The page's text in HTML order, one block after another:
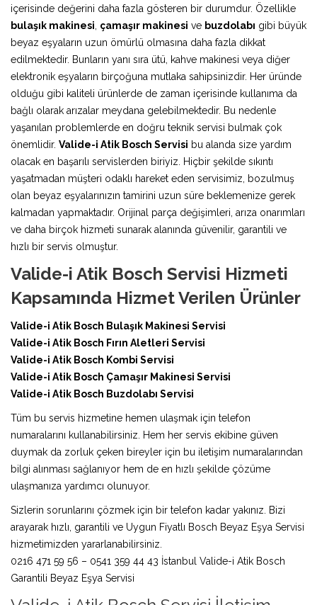
içerisinde değerini daha fazla gösteren bir durumdur. Özellikle
bulaşık makinesi çamaşır makinesi ve buzdolabı gibi büyük
beyaz eşyaların uzun ömürlü olmasına daha fazla dikkat
edilmektedir. Bunların yanı sıra ütü, kahve makinesi veya diğer
elektronik eşyaların birçoğuna mutlaka sahipsinizdir. Her üründe
olduğu gibi kaliteli ürünlerde de zaman içerisinde kullanıma da
bağlı olarak arızalar meydana gelebilmektedir. Bu nedenle
yaşanılan problemlerde en doğru teknik servisi bulmak çok
önemlidir. Valide-i Atik Bosch Servisi bu alanda size yardım
olacak en başarılı servislerden biriyiz. Hiçbir şekilde sıkıntı
yaşatmadan müşteri odaklı hareket eden servisimiz, bozulmuş
olan beyaz eşyalarınızın tamirini uzun süre beklemenize gerek
kalmadan yapmaktadır. Orijinal parça değişimleri, arıza onarımları
ve daha birçok hizmeti sunarak alanında güvenilir, garantili ve
hızlı bir servis olmuştur.
Valide-i Atik Bosch Servisi Hizmeti
Kapsamında Hizmet Verilen Ürünler
Valide-i Atik Bosch Bulaşık Makinesi Servisi
Valide-i Atik Bosch Fırın Aletleri Servisi
Valide-i Atik Bosch Kombi Servisi
Valide-i Atik Bosch Çamaşır Makinesi Servisi
Valide-i Atik Bosch Buzdolabı Servisi
Tüm bu servis hizmetine hemen ulaşmak için telefon
numaralarını kullanabilirsiniz. Hem her servis ekibine güven
duymak da zorluk çeken bireyler için bu iletişim numaralarından
bilgi alınması sağlanıyor hem de en hızlı şekilde çözüme
ulaşmanıza yardımcı olunuyor.
Sizlerin sorunlarını çözmek için bir telefon kadar yakınız. Bizi
arayarak hızlı, garantili ve Uygun Fiyatlı Bosch Beyaz Eşya Servisi
hizmetimizden yararlanabilirsiniz.
0216 471 59 56 – 0541 359 44 43 İstanbul Valide-i Atik Bosch
Garantili Beyaz Eşya Servisi